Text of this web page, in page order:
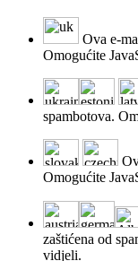
Ova e-
Omogućite
spambotova.
Omogućite
zaštićena od
vidjeli.